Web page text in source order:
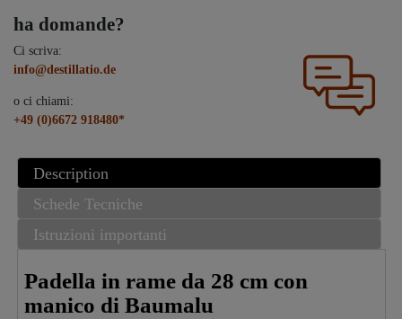
ha domande?
Ci scriva:
info@destillatio.de
o ci chiami:
+49 (0)6672 918480*
Description
Schede Tecniche
Istruzioni importanti
Padella in rame da 28 cm con
manico di Baumalu